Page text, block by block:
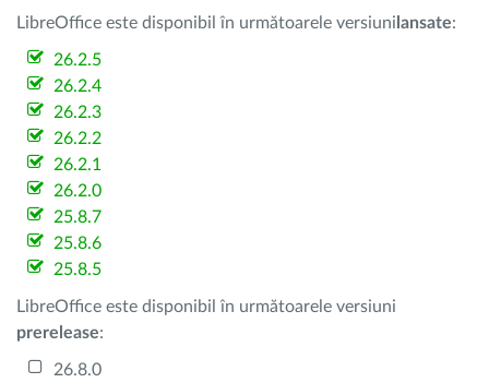
LibreOffice este disponibil în următoarele versiuni lansate:
26.2.5
26.2.4
26.2.3
26.2.2
26.2.1
26.2.0
25.8.7
25.8.6
25.8.5
LibreOffice este disponibil în următoarele versiuni
prerelease:
26.8.0